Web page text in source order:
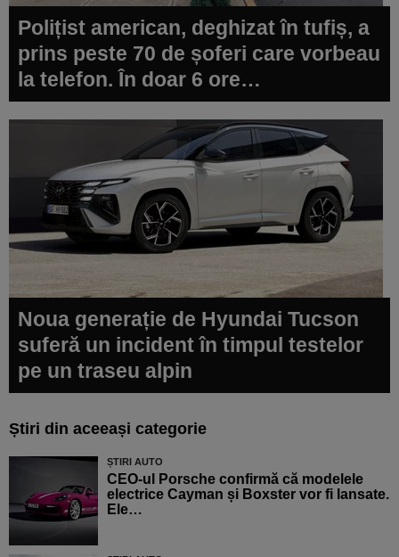
Polițist american, deghizat în tufiș, a
prins peste 70 de șoferi care vorbeau
la telefon. În doar 6 ore…
Noua generație de Hyundai Tucson
suferă un incident în timpul testelor
pe un traseu alpin
Știri din aceeași categorie
ȘTIRI AUTO
CEO-ul Porsche confirmă că modelele
electrice Cayman și Boxster vor fi lansate.
Ele…